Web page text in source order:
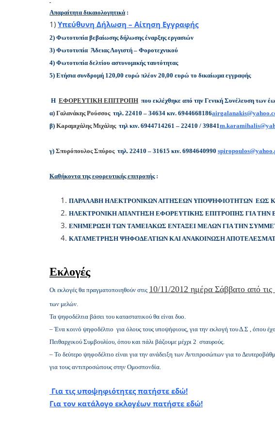
Απαραίτητα δικαιολογητικά :
1) Υπεύθυνη Δήλωση – Αίτηση Εγγραφής
2) Φωτοτυπία βεβαίωσης δήλωσης έναρξης εργασιών
3) Φωτοτυπία Άδειας Λογιστή – Φοροτεχνικού
4) Φωτοτυπία δελτίου αστυνομικής ταυτότητας
5) Ετήσια συνδρομή 120,00 ευρώ πλέον 20,00 ευρώ το δικαίωμα εγγραφής
Η ΕΦΟΡΕΥΤΙΚΗ ΕΠΙΤΡΟΠΗ που εκλέχθηκε από την Γενική Συνέλευση των
α) Γαλανάκης Ρούσσοςτηλ. 22410 – 34634 κιν. 6944668186
β) Κaραμιχάλης Μιχάληςτηλ κιν. 6944714261 – 22410 / 39841
γ) Σπυρόπουλος Σπύροςτηλ. 22410 – 31615 κιν. 6984640990
Καθήκοντα της εφορευτικής επιτροπής:
ΠΑΡΑΛΑΒΗ ΗΛΕΚΤΡΟΝΙΚΩΝ ΑΙΤΗΣΕΩΝ ΥΠΟΨΗΦΙΟΤΗΤΩΝ ΕΩΣ
ΗΛΕΚΤΡΟΝΙΚΗ ΑΠΑΝΤΗΣΗ ΕΦΟΡΕΥΤΙΚΗΣ ΕΠΙΤΡΟΠΗΣ ΓΙΑ
ΕΝΗΜΕΡΩΣΗ ΤΩΝ ΤΑΜΕΙΑΚΩΣ ΕΝΤΑΞΕΙ ΜΕΛΩΝ ΓΙΑ ΤΗΝ
ΚΑΤΑΜΕΤΡΗΣΗ ΨΗΦΟΔΕΛΤΙΩΝ ΚΑΙ ΑΝΑΚΟΙΝΩΣΗ
Εκλογές
Οι εκλογές θα πραγματοποιηθούν στις 10/11/2012 ημέρα Σάββατο από
των μελών.
Τα ψηφοδέλτια βάσει του καταστατικού θα είναι δυο.
– Ένα κοινό ψηφοδέλτιο για όλους τους υποψήφιους, για την εκλογή του Δ.Σ , όπου
Πειθαρχικού Συμβουλίου, όπου και πάλι βάζουμε μέχρι 2 σταυρούς.
– Το δεύτερο ψηφοδέλτιο είναι για την ανάδειξη των Αντιπροσώπων για το
για τους αντιπροσώπους στην Ομοσπονδία.
Για τις υποψηφιότητες πατήστε εδώ!
Για τον κατάλογο εκλογέων πατήστε εδώ!